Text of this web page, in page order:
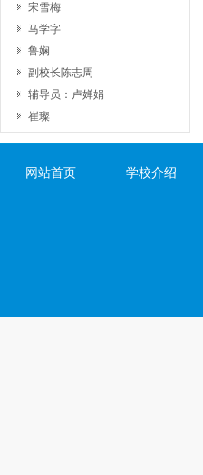
宋雪梅
马学字
鲁娴
副校长陈志周
辅导员：卢婵娟
崔璨
网站首页 学校介绍